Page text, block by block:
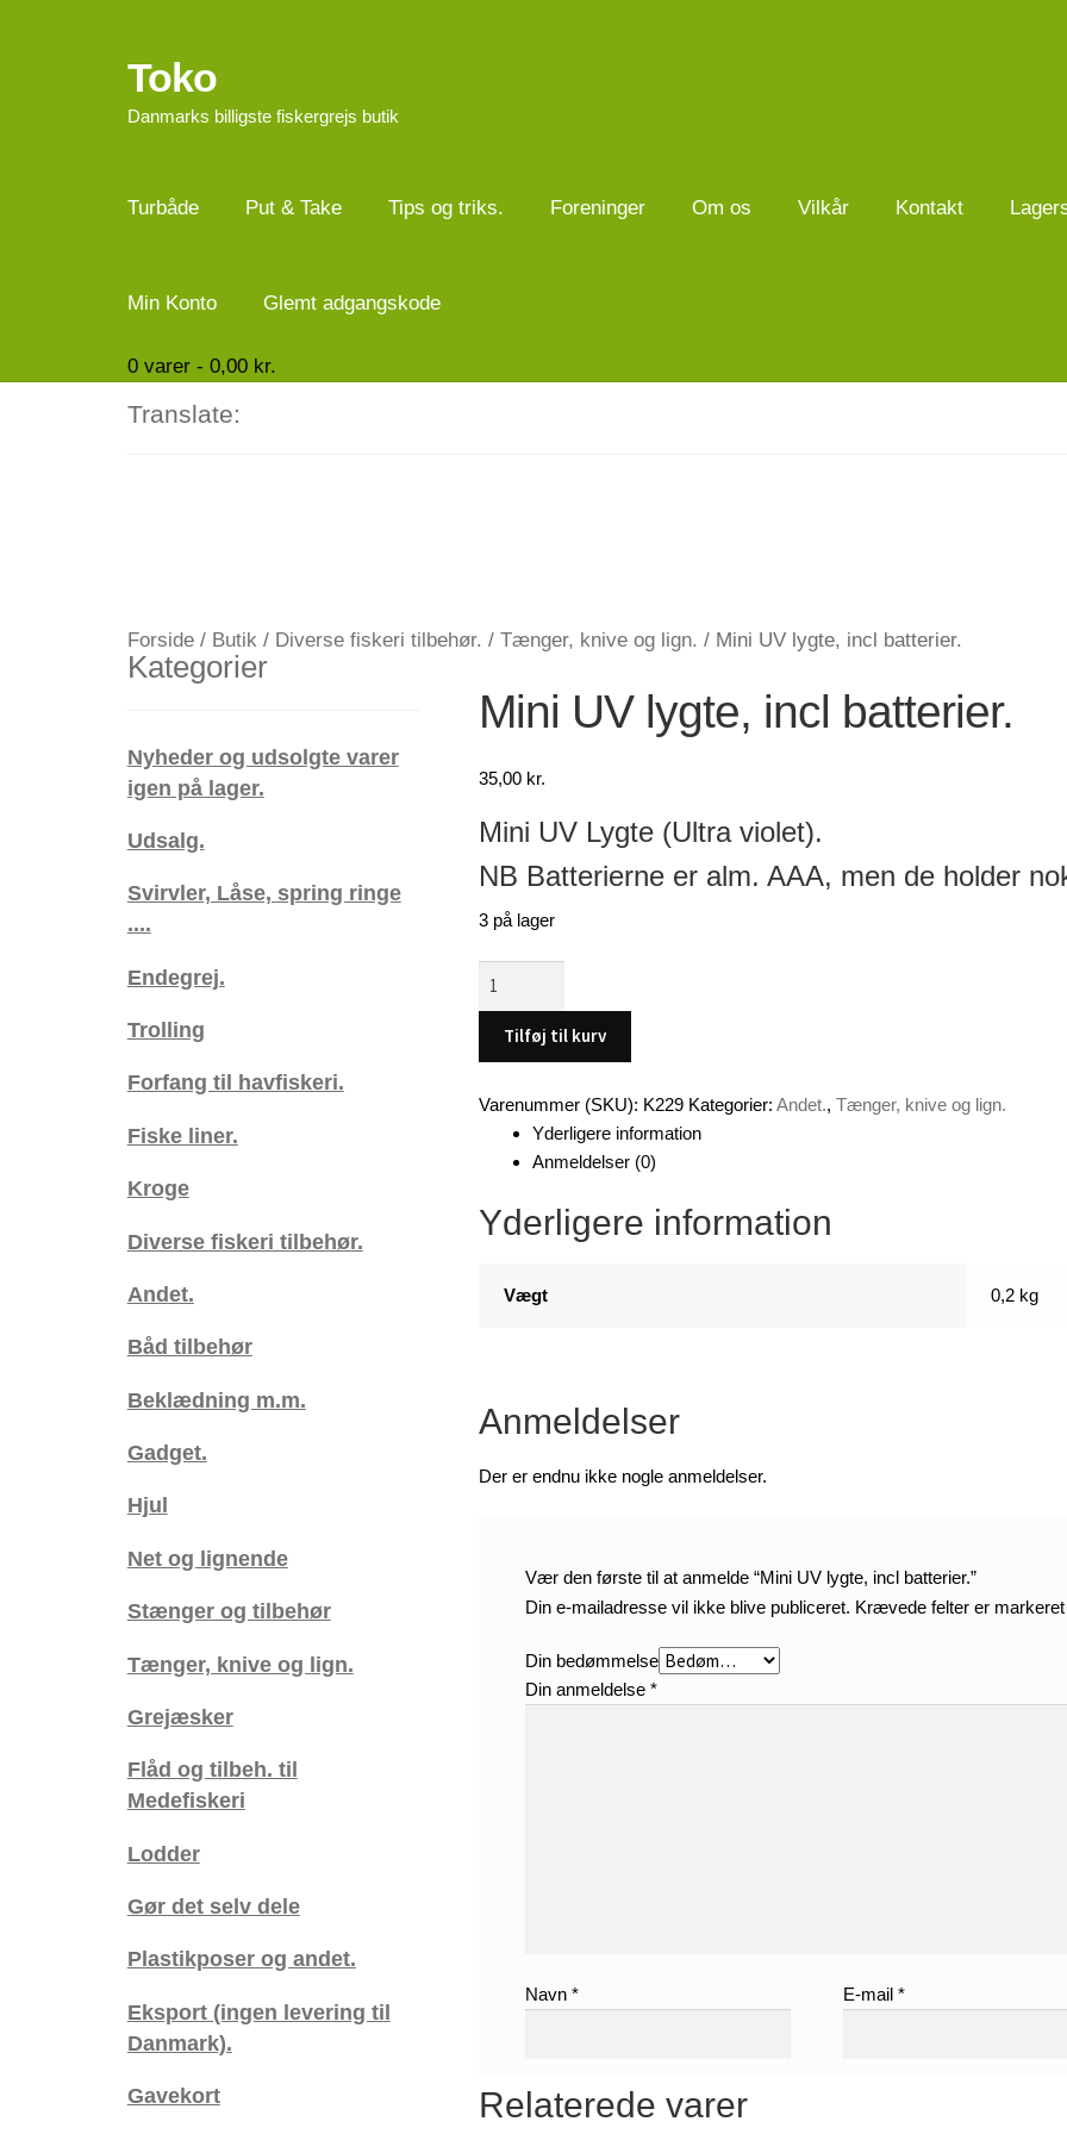
Spring
til
navigation
Spring
til
indhold
Toko
Danmarks billigste fiskergrejs butik
Turbåde Put & Take Tips og triks. Foreninger Om os Vilkår Kontakt
Min Konto Glemt adgangskode
0varer - 0,00 kr.
Translate:
Forside/ Butik / Diverse fiskeri tilbehør. / Tænger, knive og lign. / Mini UV lygte, incl batterier.
Mini UV lygte, incl batterier.
35,00 kr.
Mini UV Lygte (Ultra violet).
NB Batterierne er alm. AAA, men de holder
3 på lager
lygte,
incl
antal
Tilføj til kurv
Varenummer (SKU): K229 Kategorier: Andet., Tænger, knive og lign.
Yderligere information
Anmeldelser (0)
Yderligere information
Vægt 0,2 kg
Anmeldelser
Der er endnu ikke nogle anmeldelser.
Vær den første til at anmelde “Mini UV lygte, incl batterier.”
Din e-mailadresse vil ikke blive publiceret. Krævede felter er
Din bedømmelse
Din anmeldelse *
Navn * E-mail*
Relaterede varer
Kategorier
Nyheder og udsolgte varer
igen på lager.
Udsalg.
Svirvler, Låse, spring ringe
....
Endegrej.
Trolling
Forfang til havfiskeri.
Fiske liner.
Kroge
Diverse fiskeri tilbehør.
Andet.
Båd tilbehør
Beklædning m.m.
Gadget.
Hjul
Net og lignende
Stænger og tilbehør
Tænger, knive og lign.
Grejæsker
Flåd og tilbeh. til
Medefiskeri
Lodder
Gør det selv dele
Plastikposer og andet.
Eksport (ingen levering til
Danmark).
Gavekort